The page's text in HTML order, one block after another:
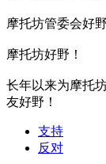
摩托坊管委会好野
摩托坊好野！
长年以来为摩托
友好野！
支持
反对